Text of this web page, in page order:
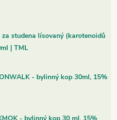
studena lísovaný (karotenoidů
| TML
- bylinný kop 30ml, 15%